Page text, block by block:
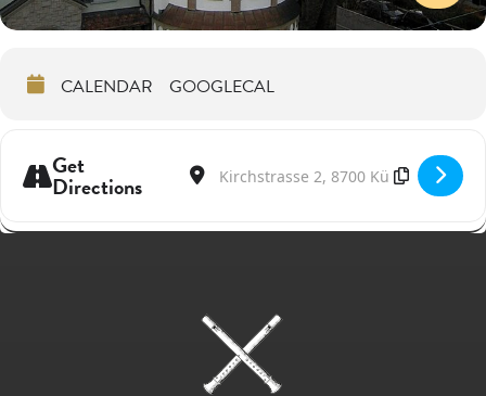
CALENDAR GOOGLECAL
Get
Directions
Address - Himmelstöne - Sphären des
Destination Address - Himmelstöne -